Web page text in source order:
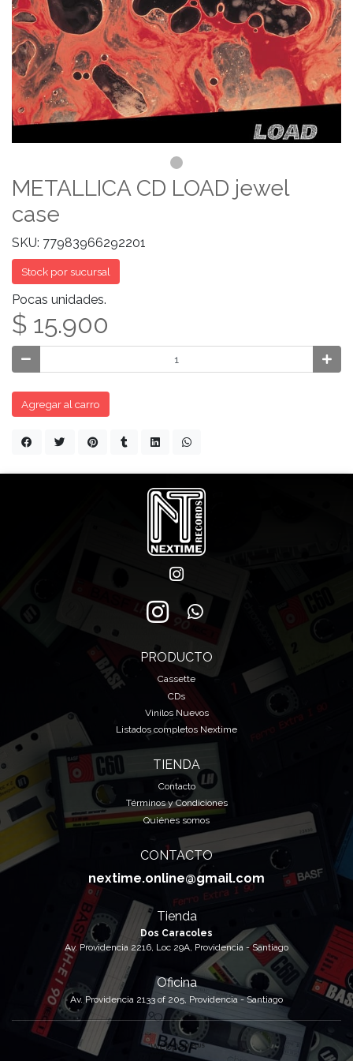
METALLICA CD LOAD jewel
case
SKU: 77983966292201
Stock por sucursal
Pocas unidades.
$ 15.900
Agregar al carro
PRODUCTO
Cassette
CDs
Vinilos Nuevos
Listados completos Nextime
TIENDA
Contacto
Términos y Condiciones
Quiénes somos
CONTACTO
nextime.online@gmail.com
Tienda
Dos Caracoles
Av. Providencia 2216, Loc 29A, Providencia - Santiago
Oficina
Av. Providencia 2133 of 205, Providencia - Santiago